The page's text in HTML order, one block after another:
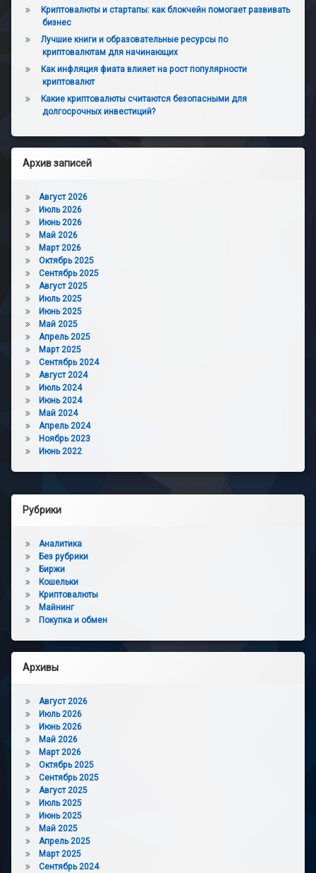
Криптовалюты и стартапы: как блокчейн помогает развивать
бизнес
Лучшие книги и образовательные ресурсы по
криптовалютам для начинающих
Как инфляция фиата влияет на рост популярности
криптовалют
Какие криптовалюты считаются безопасными для
долгосрочных инвестиций?
Архив записей
Август 2026
Июль 2026
Июнь 2026
Май 2026
Март 2026
Октябрь 2025
Сентябрь 2025
Август 2025
Июль 2025
Июнь 2025
Май 2025
Апрель 2025
Март 2025
Сентябрь 2024
Август 2024
Июль 2024
Июнь 2024
Май 2024
Апрель 2024
Ноябрь 2023
Июнь 2022
Рубрики
Аналитика
Без рубрики
Биржи
Кошельки
Криптовалюты
Майнинг
Покупка и обмен
Архивы
Август 2026
Июль 2026
Июнь 2026
Май 2026
Март 2026
Октябрь 2025
Сентябрь 2025
Август 2025
Июль 2025
Июнь 2025
Май 2025
Апрель 2025
Март 2025
Сентябрь 2024